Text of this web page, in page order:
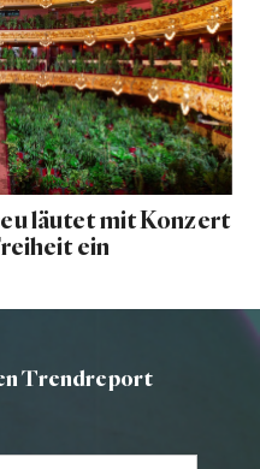
läutet mit Konzert
ein
Trendreport